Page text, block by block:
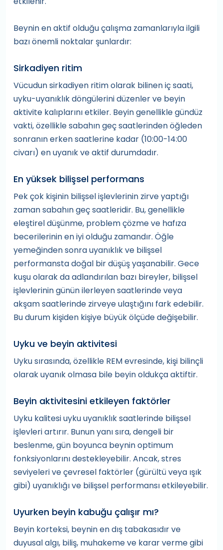
Beynin en aktif olduğu çalışma zamanlarıyla ilgili
bazı önemli noktalar şunlardır:
Sirkadiyen ritim
Vücudun sirkadiyen ritim olarak bilinen iç saati,
uyku-uyanıklık döngülerini düzenler ve beyin
aktivite kalıplarını etkiler. Beyin genellikle gündüz
vakti, özellikle sabahın geç saatlerinden öğleden
sonranın erken saatlerine kadar (10:00-14:00
civarı) en uyanık ve aktif durumdadır.
En yüksek bilişsel performans
Pek çok kişinin bilişsel işlevlerinin zirve yaptığı
zaman sabahın geç saatleridir. Bu, genellikle
eleştirel düşünme, problem çözme ve hafıza
becerilerinin en iyi olduğu zamandır. Öğle
yemeğinden sonra uyanıklık ve bilişsel
performansta doğal bir düşüş yaşanabilir. Gece
kuşu olarak da adlandırılan bazı bireyler, bilişsel
işlevlerinin günün ilerleyen saatlerinde veya
akşam saatlerinde zirveye ulaştığını fark edebilir.
Bu durum kişiden kişiye büyük ölçüde değişebilir.
Uyku ve beyin aktivitesi
Uyku sırasında, özellikle REM evresinde, kişi bilinçli
olarak uyanık olmasa bile beyin oldukça aktiftir.
Beyin aktivitesini etkileyen faktörler
Uyku kalitesi uyku uyanıklık saatlerinde bilişsel
işlevleri artırır. Bunun yanı sıra, dengeli bir
beslenme, gün boyunca beynin optimum
fonksiyonlarını destekleyebilir. Ancak, stres
seviyeleri ve çevresel faktörler (gürültü veya ışık
gibi) uyanıklığı ve bilişsel performansı etkileyebilir.
Uyurken beyin kabuğu çalışır mı?
Beyin korteksi, beynin en dış tabakasıdır ve
duyusal algı, biliş, muhakeme ve karar verme gibi